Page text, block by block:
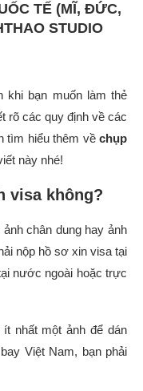
TẾ (MĨ, ĐỨC,
STUDIO
bạn muốn làm thẻ
rõ các quy định về các
tìm hiểu thêm về chụp
này nhé!
visa không?
chân dung hay ảnh
nộp hồ sơ xin visa tại
nước ngoài hoặc trực
nhất một ảnh để dán
Việt Nam, bạn phải